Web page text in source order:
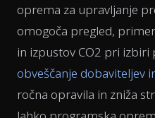
oprema za upravljanje
omogoča pregled,
in izpustov CO2 pri izbiri
obveščanje dobaviteljev
ročna opravila in zniža